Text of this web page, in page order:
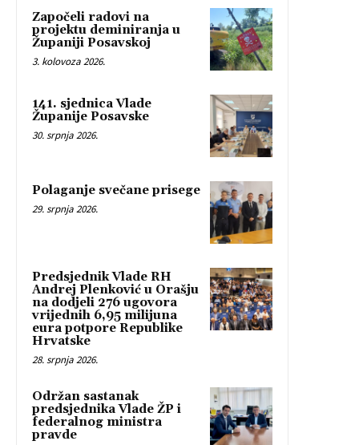
Započeli radovi na
projektu deminiranja u
Županiji Posavskoj
3. kolovoza 2026.
141. sjednica Vlade
Županije Posavske
30. srpnja 2026.
Polaganje svečane prisege
29. srpnja 2026.
Predsjednik Vlade RH
Andrej Plenković u Orašju
na dodjeli 276 ugovora
vrijednih 6,95 milijuna
eura potpore Republike
Hrvatske
28. srpnja 2026.
Održan sastanak
predsjednika Vlade ŽP i
federalnog ministra
pravde